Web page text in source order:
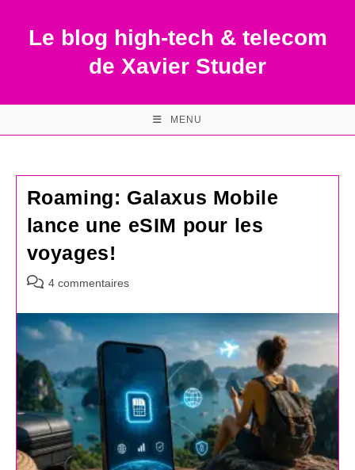
contentLe blog high-tech & telecom
de Xavier Studer
MENU
Roaming: Galaxus Mobile
lance une eSIM pour les
voyages!
Commentaires
la
publication :
4 commentaires